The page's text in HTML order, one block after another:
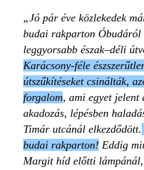
Jó pár éve közlekedek
budai rakparton Óbudáról
leggyorsabb észak–déli
Karácsony-féle
útszűkítéseket csinálták,
forgalom, ami egyet jelent
akadozás, lépésben
Timár utcánál elkezdődött.
budai rakparton! Eddig
Margit híd előtti